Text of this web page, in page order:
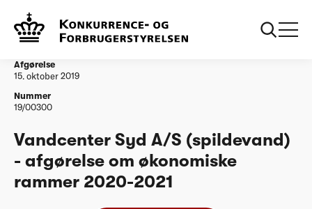
Vandtilsyn
økonomiske rammer 2020-2021
Afgørelse
15. oktober 2019
Nummer
19/00300
Vandcenter Syd A/S (spildevand)
- afgørelse om økonomiske
rammer 2020-2021